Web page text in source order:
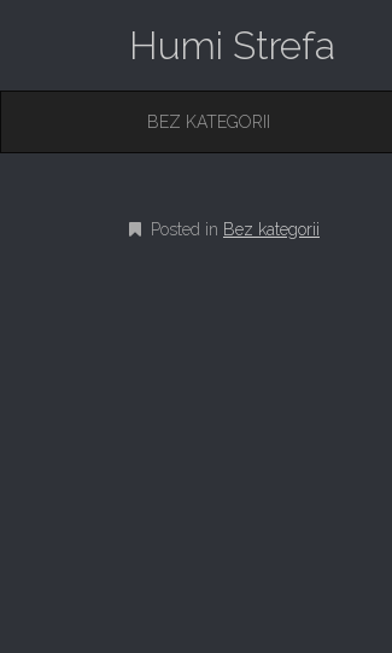
Humi Strefa
M
M
C
BEZ KATEGORII
Posted in Bez kategorii